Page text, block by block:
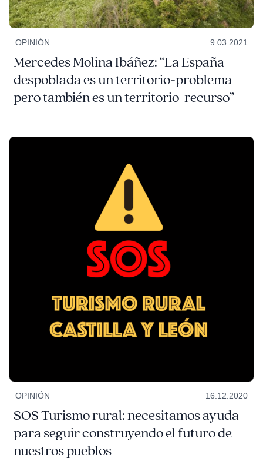
OPINIÓN 9.03.2021
Mercedes Molina Ibáñez: “La España
despoblada es un territorio-problema
pero también es un territorio-recurso”
OPINIÓN 16.12.2020
SOS Turismo rural: necesitamos ayuda
para seguir construyendo el futuro de
nuestros pueblos